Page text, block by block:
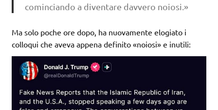
cominciando a diventare davvero noiosi.»
Ma solo poche ore dopo, ha nuovamente elogiato i
colloqui che aveva appena definito «noiosi» e inutili: